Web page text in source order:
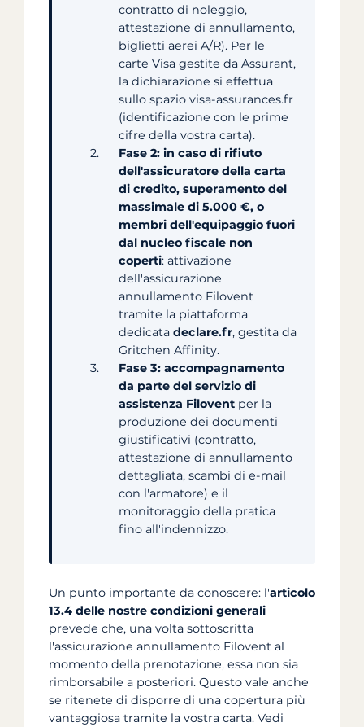
contratto di noleggio,
attestazione di annullamento,
biglietti aerei A/R). Per le
carte Visa gestite da Assurant,
la dichiarazione si effettua
sullo spazio visa-assurances.fr
(identificazione con le prime
cifre della vostra carta).
Fase 2: in caso di rifiuto
dell'assicuratore della carta
di credito, superamento del
massimale di 5.000 €, o
membri dell'equipaggio fuori
dal nucleo fiscale non
coperti: attivazione
dell'assicurazione
annullamento Filovent
tramite la piattaforma
dedicata declare.fr, gestita da
Gritchen Affinity.
Fase 3: accompagnamento
da parte del servizio di
assistenza Filovent per la
produzione dei documenti
giustificativi (contratto,
attestazione di annullamento
dettagliata, scambi di e-mail
con l'armatore) e il
monitoraggio della pratica
fino all'indennizzo.
Un punto importante da conoscere: l'articolo
13.4 delle nostre condizioni generali
prevede che, una volta sottoscritta
l'assicurazione annullamento Filovent al
momento della prenotazione, essa non sia
rimborsabile a posteriori. Questo vale anche
se ritenete di disporre di una copertura più
vantaggiosa tramite la vostra carta. Vedi